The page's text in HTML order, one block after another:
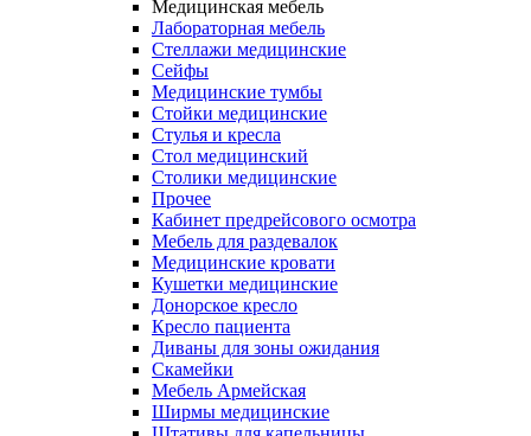
Медицинская мебель
Лабораторная мебель
Стеллажи медицинские
Сейфы
Медицинские тумбы
Стойки медицинские
Cтулья и кресла
Стол медицинский
Столики медицинские
Прочее
Кабинет предрейсового осмотра
Мебель для раздевалок
Медицинские кровати
Кушетки медицинские
Донорское кресло
Кресло пациента
Диваны для зоны ожидания
Скамейки
Мебель Армейская
Ширмы медицинские